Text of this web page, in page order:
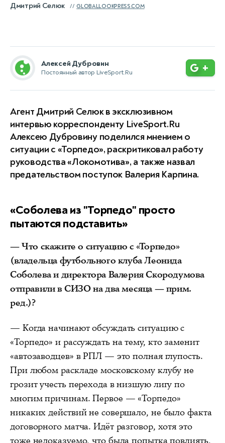
Дмитрий Селюк GLOBALLOOKPRESS.COM
Алексей Дубровин
Постоянный автор LiveSport.Ru +
Агент Дмитрий Селюк в эксклюзивном
интервью корреспонденту LiveSport.Ru
Алексею Дубровину поделился мнением о
ситуации с «Торпедо», раскритиковал работу
руководства «Локомотива», а также назвал
предательством поступок Валерия Карпина.
«Соболева из "Торпедо" просто
пытаются подставить»
— Что скажите о ситуацию с «Торпедо»
(владельца футбольного клуба Леонида
Соболева и директора Валерия Скородумова
отправили в СИЗО на два месяца — прим.
ред.)?
— Когда начинают обсуждать ситуацию с
«Торпедо» и рассуждать на тему, кто заменит
«автозаводцев» в РПЛ — это полная глупость.
При любом раскладе московскому клубу не
грозит учесть перехода в низшую лигу по
многим причинам. Первое — «Торпедо»
никаких действий не совершало, не было факта
договорного матча. Идёт разговор, хотя это
тоже недоказуемо, что была попытка повлиять,